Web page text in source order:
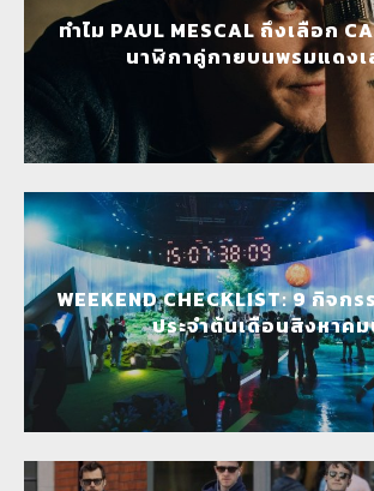
ทำไม PAUL MESCAL ถึงเลือก
นาฬิกาคู่กายบนพรมแดง
WEEKEND CHECKLIST: 9 กิจก
ประจำต้นเดือนสิงหาค